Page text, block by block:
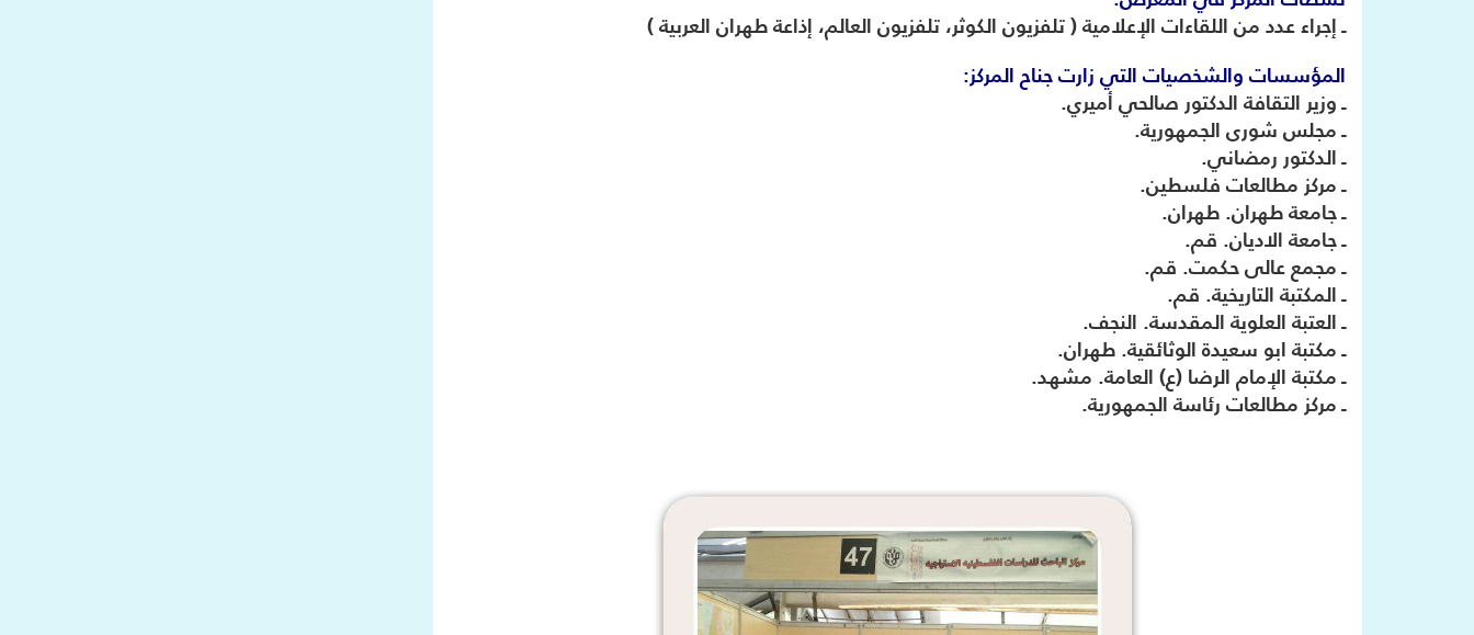
ـ إجراء عدد من اللقاءات الإعلامية ( تلفزيون الكوثر، تلفزيون العالم، إذاعة طهران العربية )
المؤسسات والشخصيات التي زارت جناح المركز:
ـ وزير التقافة الدكتور صالحي أميري.
ـ مجلس شورى الجمهورية.
ـ الدكتور رمضاني.
ـ مركز مطالعات فلسطين.
ـ جامعة طهران. طهران.
ـ جامعة الاديان. قم.
ـ مجمع عالى حكمت. قم.
ـ المكتبة التاريخية. قم.
ـ العتبة العلوية المقدسة. النجف.
ـ مكتبة ابو سعيدة الوثائقية. طهران.
ـ مكتبة الإمام الرضا (ع) العامة. مشهد.
ـ مركز مطالعات رئاسة الجمهورية.